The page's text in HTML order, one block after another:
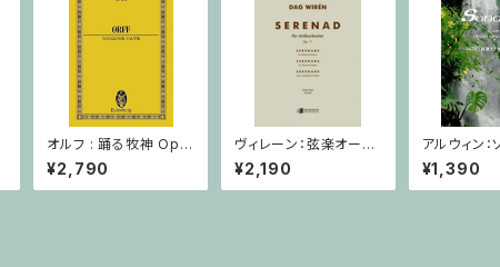
オルフ : 踊る牧神 Op.2
1 / ミニチュアスコア
¥2,790
ヴィレーン：弦楽オーケ
ストラのための セレナ
ード Op.11 / ミニチュア
スコア
¥2,190
アルウィン
ヴァイオリン
¥1,390